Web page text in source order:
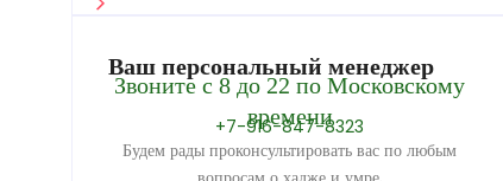
Ваш персональный менеджер
Звоните с 8 до 22 по Московскому
времени
+7-916-847-8323
Будем рады проконсультировать вас по любым